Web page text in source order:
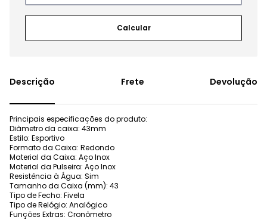
Frete Devolução
Principais especificações do produto:
Diâmetro da caixa: 43mm
Estilo: Esportivo
Formato da Caixa: Redondo
Material da Caixa: Aço Inox
Material da Pulseira: Aço Inox
Resistência à Água: Sim
Tamanho da Caixa (mm): 43
Tipo de Fecho: Fivela
Tipo de Relógio: Analógico
Funções Extras: Cronômetro